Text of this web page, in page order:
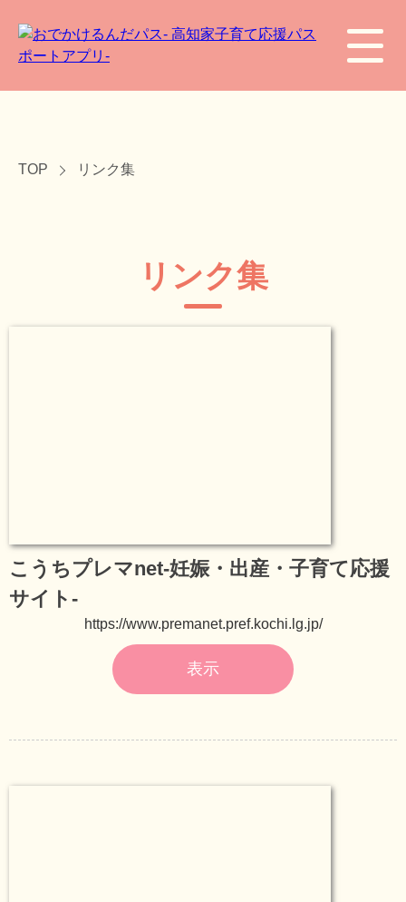
TOP リンク集
リンク集
こうちプレマnet-妊娠・出産・子育て応援
サイト-
https://www.premanet.pref.kochi.lg.jp/
表示